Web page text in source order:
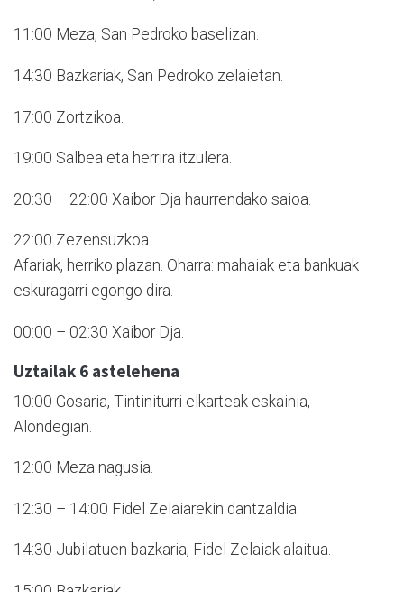
11:00 Meza, San Pedroko baselizan.
14:30 Bazkariak, San Pedroko zelaietan.
17:00 Zortzikoa.
19:00 Salbea eta herrira itzulera.
20:30 – 22:00 Xaibor Dja haurrendako saioa.
22:00 Zezensuzkoa.
Afariak, herriko plazan. Oharra: mahaiak eta bankuak
eskuragarri egongo dira.
00:00 – 02:30 Xaibor Dja.
Uztailak 6 astelehena
10:00 Gosaria, Tintiniturri elkarteak eskainia,
Alondegian.
12:00 Meza nagusia.
12:30 – 14:00 Fidel Zelaiarekin dantzaldia.
14:30 Jubilatuen bazkaria, Fidel Zelaiak alaitua.